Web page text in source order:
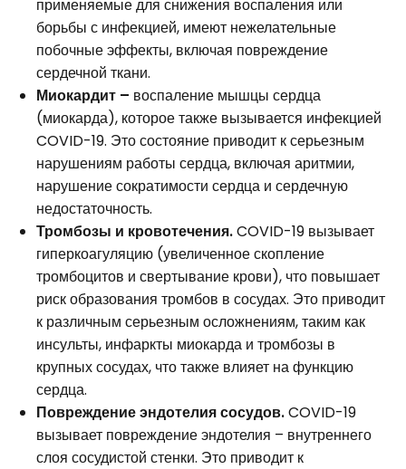
применяемые для снижения воспаления или
борьбы с инфекцией, имеют нежелательные
побочные эффекты, включая повреждение
сердечной ткани.
Миокардит – воспаление мышцы сердца
(миокарда), которое также вызывается инфекцией
COVID-19. Это состояние приводит к серьезным
нарушениям работы сердца, включая аритмии,
нарушение сократимости сердца и сердечную
недостаточность.
Тромбозы и кровотечения.COVID-19 вызывает
гиперкоагуляцию (увеличенное скопление
тромбоцитов и свертывание крови), что повышает
риск образования тромбов в сосудах. Это приводит
к различным серьезным осложнениям, таким как
инсульты, инфаркты миокарда и тромбозы в
крупных сосудах, что также влияет на функцию
сердца.
Повреждение эндотелия сосудов.COVID-19
вызывает повреждение эндотелия – внутреннего
слоя сосудистой стенки. Это приводит к